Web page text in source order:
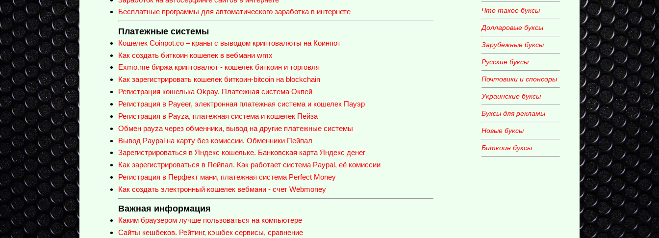
Бесплатные программы для автоматического заработка в интернете
Платежные системы
Кошелек Coinpot.co – краны с выводом криптовалюты на Коинпот
Как создать биткоин кошелек в вебмани wmx
Exmo.me биржа криптовалют - кошелек биткоин и торговля
Как зарегистрировать кошелек биткоин-bitcoin на blockchain
Регистрация кошелька Okpay. Платежная система Окпей
Регистрация в Payeer, электронная платежная система и кошелек Пауэр
Регистрация в Payza, платежная система и кошелек Пейза
Обмен payza через обменники, вывод на другие платежные системы
Вывод Paypal на карту без комиссии. Обменники Пейпал
Зарегистрироваться в Яндекс кошельке. Банковская карта Яндекс денег
Как зарегистрироваться в Пейпал. Как работает система Paypal, её комиссии
Регистрация в Перфект мани, платежная система Perfect Money
Как создать электронный кошелек вебмани - счет Webmoney
Важная информация
Каким браузером лучше пользоваться на компьютере
Сайты кешбеков. Рейтинг, кэшбек сервисы, сравнение
Что такое буксы
Долларовые буксы
Зарубежные буксы
Русские буксы
Почтовики и спонсоры
Украинские буксы
Буксы для рекламы
Новые буксы
Биткоин буксы